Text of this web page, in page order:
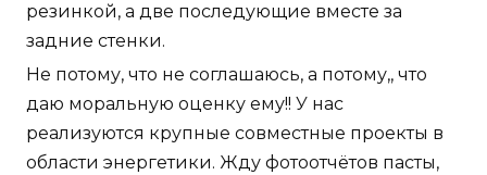
резинкой, а две последующие вместе за
задние стенки.
Не потому, что не соглашаюсь, а потому,, что
даю моральную оценку ему!! У нас
реализуются крупные совместные проекты в
области энергетики. Жду фотоотчётов пасты,